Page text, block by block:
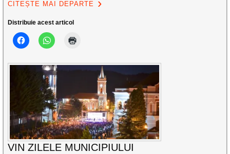
CITEȘTE MAI DEPARTE
Distribuie acest articol
VIN ZILELE MUNICIPIULUI